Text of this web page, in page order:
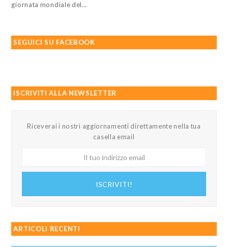
giornata mondiale del…
SEGUICI SU FACEBOOK
ISCRIVITI ALLA NEWSLETTER
Riceverai i nostri aggiornamenti direttamente nella tua
casella email
ISCRIVITI!
ARTICOLI RECENTI